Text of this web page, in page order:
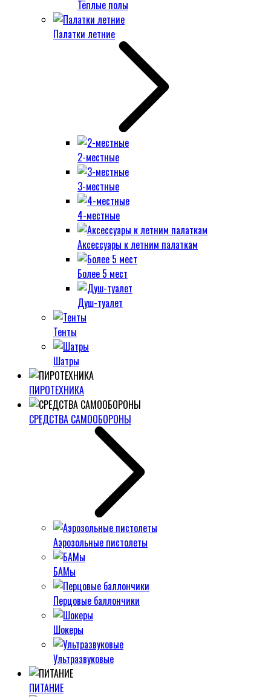
Тёплые полы
Палатки летние
2-местные
3-местные
4-местные
Аксессуары к летним палаткам
Более 5 мест
Душ-туалет
Тенты
Шатры
ПИРОТЕХНИКА
СРЕДСТВА САМООБОРОНЫ
Аэрозольные пистолеты
БАМы
Перцовые баллончики
Шокеры
Ультразвуковые
ПИТАНИЕ